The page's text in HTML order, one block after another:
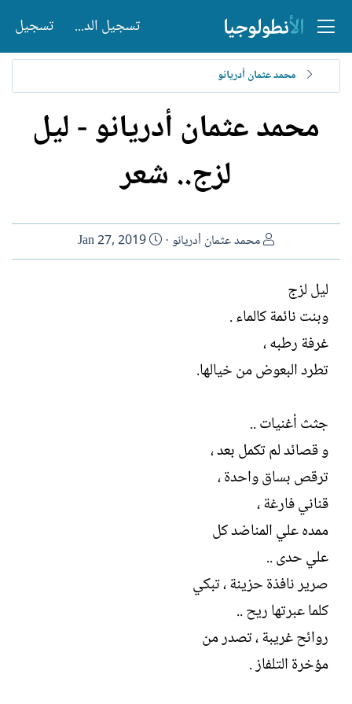
تسجيل الدخول تسجيل
محمد عثمان أدريانو
محمد عثمان أدريانو - ليل
لزج.. شعر
ا
ل
ت
محمد عثمان أدريانو
ت
ا
Jan 27, 2019
ليل لزج
وبنت نائمة كالماء .
غرفة رطبه ،
تطرد البعوض من خيالها.
جثث أغنيات ..
و قصائد لم تكمل بعد ،
ترقص بساق واحدة ،
قناني فارغة ،
ممده علي المناضد كل
علي حدى ..
صرير نافذة حزينة ، تبكي
كلما عبرتها ريح ..
روائح غريبة ، تصدر من
مؤخرة التلفاز .